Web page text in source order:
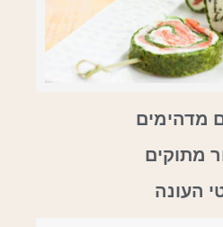
מדהימים
מתוקים
העונה